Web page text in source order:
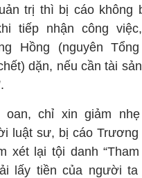
trị thì bị cáo không
tiếp nhận công
Hồng (nguyên
dặn, nếu cần tài
oan, chỉ xin giảm
luật sư, bị cáo Trương
xét lại tội danh
lấy tiền của người